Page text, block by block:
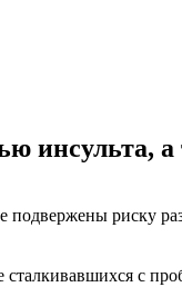
инсульта,
риску
с